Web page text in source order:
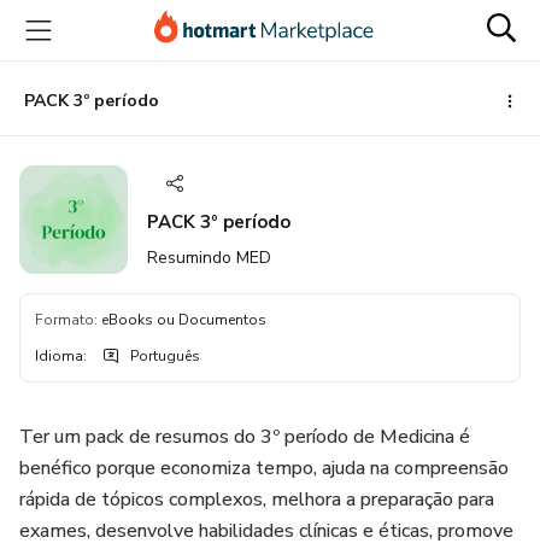
para
conteúdo
principal
para
pagamento
para
rodapéPACK 3º período
PACK 3º período
Resumindo MED
Formato: eBooks ou Documentos
Idioma: Português
Ter um pack de resumos do 3º período de Medicina é
benéfico porque economiza tempo, ajuda na compreensão
rápida de tópicos complexos, melhora a preparação para
exames, desenvolve habilidades clínicas e éticas, promove